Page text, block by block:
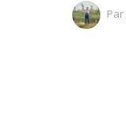
Par